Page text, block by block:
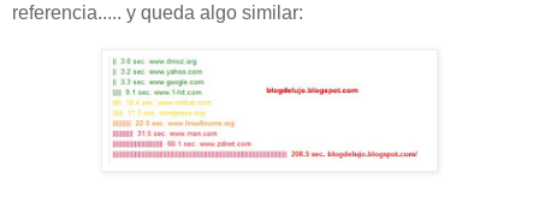
referencia..... y queda algo similar: